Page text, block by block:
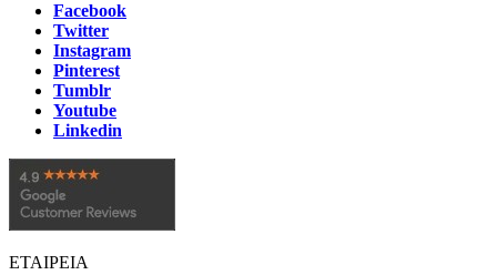
Facebook
Twitter
Instagram
Pinterest
Tumblr
Youtube
Linkedin
ΕΤΑΙΡΕΙΑ